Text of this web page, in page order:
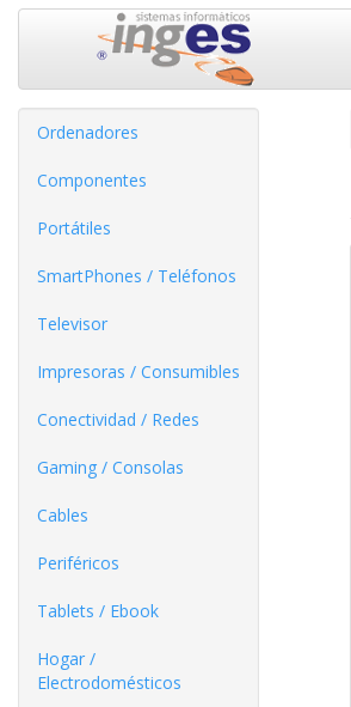
Ordenadores
Componentes
Portátiles
SmartPhones / Teléfonos
Televisor
Impresoras / Consumibles
Conectividad / Redes
Gaming / Consolas
Cables
Periféricos
Tablets / Ebook
Hogar /
Electrodomésticos